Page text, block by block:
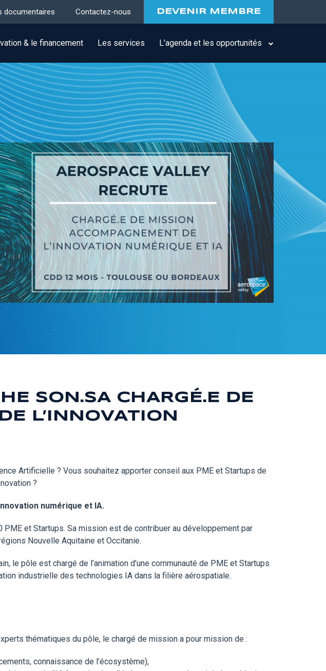
supplémentaires
documentaires Contactez-nous DEVENIR MEMBRE
& le financement Les services L’agenda et les opportunités
SON.SA CHARGÉ.E DE
L’INNOVATION
Artificielle ? Vous souhaitez apporter conseil aux PME et Startups de
?
numérique et IA.
et Startups. Sa mission est de contribuer au développement par
Nouvelle Aquitaine et Occitanie.
le pôle est chargé de l’animation d’une communauté de PME et Startups
industrielle des technologies IA dans la filière aérospatiale.
thématiques du pôle, le chargé de mission a pour mission de :
connaissance de l’écosystème),